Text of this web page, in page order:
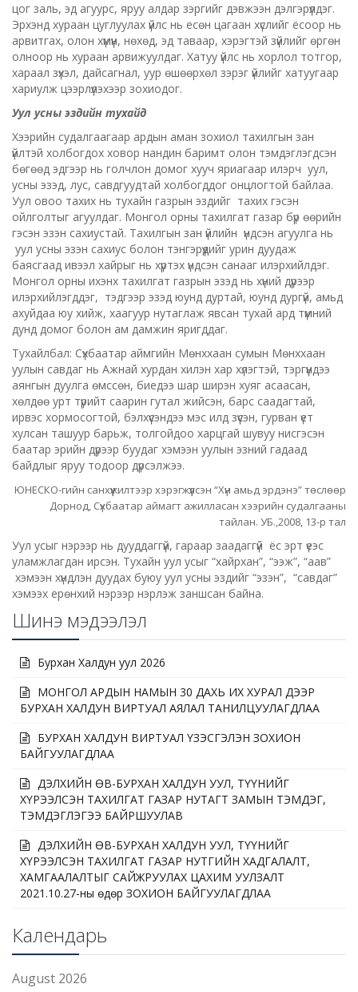
цог заль, эд агуурс, яруу алдар зэргийг дэвжээн дэлгэрүүлдэг.
Эрхэнд хураан цуглуулах үйлс нь есөн цагаан хүслийг ёсоор нь
арвитгах, олон хүмүүн, нөхөд, эд таваар, хэрэгтэй зүйлийг өргөн
олноор нь хураан арвижуулдаг. Хатуу үйлс нь хорлол тотгор,
хараал зүхэл, дайсагнал, уур өшөөрхөл зэрэг үйлийг хатуугаар
хариулж цээрлүүлэхээр зохиодог.
Уул усны эздийн тухайд
Хээрийн судалгаагаар ардын аман зохиол тахилгын зан
үйлтэй холбогдох ховор нандин баримт олон тэмдэглэгдсэн
бөгөөд эдгээр нь голчлон домог хууч яриагаар илэрч уул,
усны эзэд, лус, савдгуудтай холбогддог онцлогтой байлаа.
Уул овоо тахих нь тухайн газрын эздийг тахих гэсэн
ойлголтыг агуулдаг. Монгол орны тахилгат газар бүр өөрийн
гэсэн эзэн сахиустай. Тахилгын зан үйлийн үндсэн агуулга нь
уул усны эзэн сахиус болон тэнгэрүүдийг урин дуудаж
баясгаад ивээл хайрыг нь хүртэх үндсэн санааг илэрхийлдэг.
Монгол орны ихэнх тахилгат газрын эзэд нь хүний дүрээр
илэрхийлэгддэг, тэдгээр эзэд юунд дуртай, юунд дургүй, амьд
ахуйдаа юу хийж, хаагуур нутаглаж явсан тухай ард түмний
дунд домог болон ам дамжин яригддаг.
Тухайлбал: Сүхбаатар аймгийн Мөнххаан сумын Мөнххаан
уулын савдаг нь Ажнай хурдан хилэн хар хүлэгтэй, тэргүүндээ
аянгын дуулга өмссөн, биедээ шар ширэн хуяг асаасан,
хөлдөө урт түрийт саарин гутал жийсэн, барс саадагтай,
ирвэс хормосогтой, бэлхүүсэндээ мэс илд зүүсэн, гурван үет
хулсан ташуур барьж, толгойдоо харцгай шувуу нисгэсэн
баатар эрийн дүрээр буудаг хэмээн уулын эзний гадаад
байдлыг яруу тодоор дүрсэлжээ.
ЮНЕСКО-гийн санхүүжилтээр хэрэгжүүлсэн “Хүн амьд эрдэнэ” төслөөр
Дорнод, Сүхбаатар аймагт ажилласан хээрийн судалгааны
тайлан. УБ.,2008, 13-р тал
Уул усыг нэрээр нь дууддаггүй, гараар заадаггүй ёс эрт үеэс
уламжлагдан ирсэн. Тухайн уул усыг “хайрхан”, “ээж”, “аав”
хэмээн хүндлэн дуудах буюу уул усны эздийг “эзэн”, “савдаг”
хэмээх ерөнхий нэрээр нэрлэж заншсан байна.
Шинэ мэдээлэл
Бурхан Халдун уул 2026
МОНГОЛ АРДЫН НАМЫН 30 ДАХЬ ИХ ХУРАЛ ДЭЭР
БУРХАН ХАЛДУН ВИРТУАЛ АЯЛАЛ ТАНИЛЦУУЛАГДЛАА
БУРХАН ХАЛДУН ВИРТУАЛ ҮЗЭСГЭЛЭН ЗОХИОН
БАЙГУУЛАГДЛАА
ДЭЛХИЙН ӨВ-БУРХАН ХАЛДУН УУЛ, ТҮҮНИЙГ
ХҮРЭЭЛСЭН ТАХИЛГАТ ГАЗАР НУТАГТ ЗАМЫН ТЭМДЭГ,
ТЭМДЭГЛЭГЭЭ БАЙРШУУЛАВ
ДЭЛХИЙН ӨВ-БУРХАН ХАЛДУН УУЛ, ТҮҮНИЙГ
ХҮРЭЭЛСЭН ТАХИЛГАТ ГАЗАР НУТГИЙН ХАДГАЛАЛТ,
ХАМГААЛАЛТЫГ САЙЖРУУЛАХ ЦАХИМ УУЛЗАЛТ
2021.10.27-ны өдөр ЗОХИОН БАЙГУУЛАГДЛАА
Календарь
August 2026